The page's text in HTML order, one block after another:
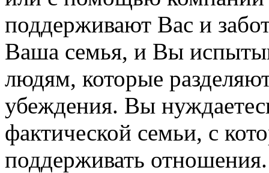
поддерживают Вас и
Ваша семья, и Вы
людям, которые
убеждения. Вы
фактической семьи, с
поддерживать отношения.